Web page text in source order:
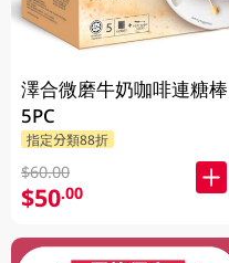
澤合微磨牛奶咖啡連糖棒
5PC
指定分類88折
$60.00
$50.00